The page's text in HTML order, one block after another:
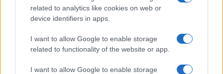
related to analytics like cookies on web or
device identifiers in apps.
I want to allow Google to enable storage
related to functionality of the website or app.
I want to allow Google to enable storage
infectiesyndromen) en zijn inzet om op te komen
voor patiënten die soortgelijke strijd ervaren.
Op 1 september heeft een collectief van 67
internationale onderzoekers en medische
professionals een belangrijke verklaring